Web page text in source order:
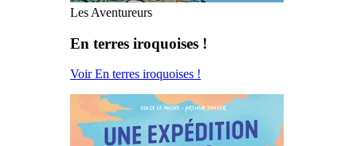
Les Aventureurs
En terres iroquoises !
Voir En terres iroquoises !